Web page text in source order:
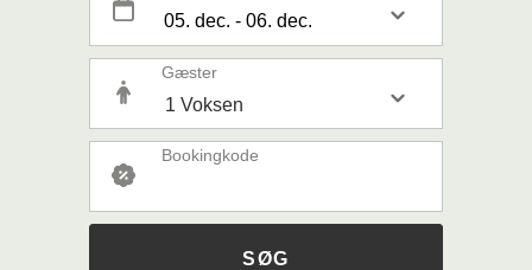
Gæster
Bookingkode
SØG